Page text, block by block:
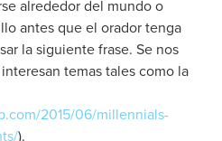
alrededor del mundo o
antes que el orador tenga
la siguiente frase. Se nos
temas tales como la
2015/06/millennials-
).